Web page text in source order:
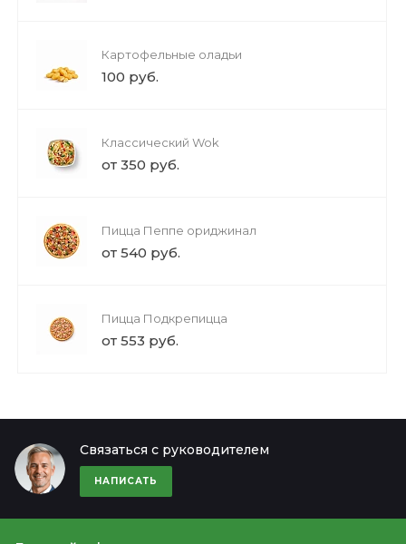
Картофельные оладьи
100 руб.
Классический Wok
от 350 руб.
Пицца Пеппе ориджинал
от 540 руб.
Пицца Подкрепицца
от 553 руб.
Связаться с руководителем
НАПИСАТЬ